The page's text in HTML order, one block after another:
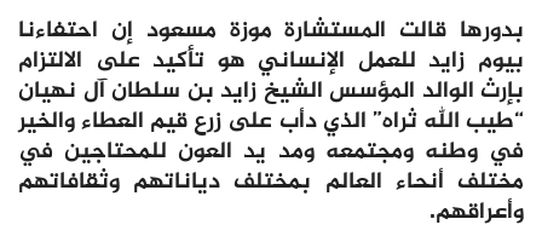
بدورها قالت المستشارة موزة مسعود إن احتفاءنا
بيوم زايد للعمل الإنساني هو تأكيد على الالتزام
بإرث الوالد المؤسس الشيخ زايد بن سلطان آل نهيان
“طيب الله ثراه” الذي دأب على زرع قيم العطاء والخير
في وطنه ومجتمعه ومد يد العون للمحتاجين في
مختلف أنحاء العالم بمختلف دياناتهم وثقافاتهم
وأعراقهم.